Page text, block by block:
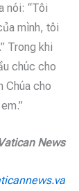
nói: “Tôi
mình, tôi
Trong khi
chúc cho
Chúa cho
News